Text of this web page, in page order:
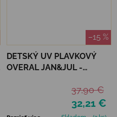
–15 %
DETSKÝ UV PLAVKOVÝ
OVERAL JAN&JUL -
32,21 €
37,90 €